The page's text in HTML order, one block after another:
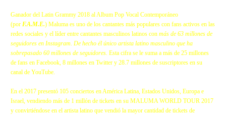
Ganador del Latin Grammy 2018 al Album Pop Vocal Contemporáneo
(por F.A.M.E.) Maluma es uno de los cantantes más populares con fans activos en las
redes sociales y el líder entre cantantes masculinos latinos con más de 63 millones de
seguidores en Instagram. De hecho él único artista latino masculino que ha
sobrepasado 60 millones de seguidores. Esta cifra se le suma a más de 25 millones
de fans en Facebook, 8 millones en Twitter y 28.7 millones de suscriptores en su
canal de YouTube.
En el 2017 presentó 105 conciertos en América Latina, Estados Unidos, Europa e
Israel, vendiendo más de 1 millón de tickets en su MALUMA WORLD TOUR 2017
y convirtiéndose en el artista latino que vendió la mayor cantidad de tickets de